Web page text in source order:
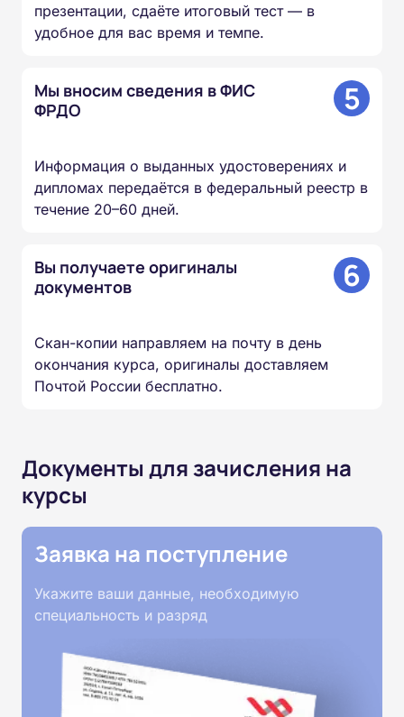
презентации, сдаёте итоговый тест — в
удобное для вас время и темпе.
Мы вносим сведения в ФИС
ФРДО
5
Информация о выданных удостоверениях и
дипломах передаётся в федеральный реестр в
течение 20–60 дней.
Вы получаете оригиналы
документов
6
Скан-копии направляем на почту в день
окончания курса, оригиналы доставляем
Почтой России бесплатно.
Документы для зачисления на
курсы
Заявка на поступление
Укажите ваши данные, необходимую
специальность и разряд